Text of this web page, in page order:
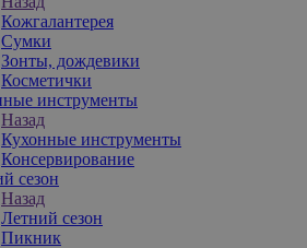
Кожгалантерея
Сумки
Зонты, дождевики
Косметички
инструменты
Назад
Кухонные инструменты
Консервирование
сезон
Назад
Летний сезон
Пикник